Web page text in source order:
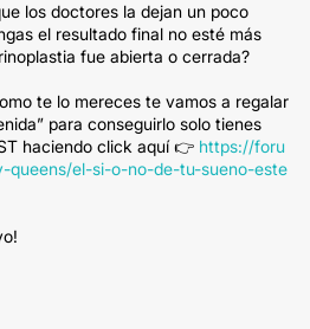
los doctores la dejan un poco
el resultado final no esté más
fue abierta o cerrada?
te lo mereces te vamos a regalar
para conseguirlo solo tienes
haciendo click aquí 👉 https://foru
queens/el-si-o-no-de-tu-sueno-este